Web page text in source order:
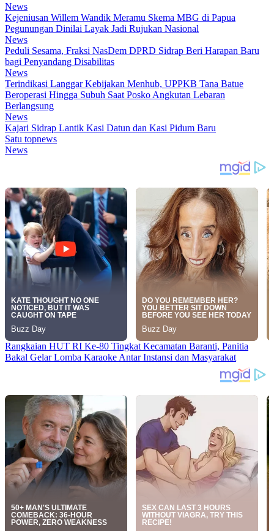
News
Kejeniusan Willem Wandik Meramu Skema MBG di Papua
Pegunungan Dinilai Layak Jadi Rujukan Nasional
News
Peduli Sesama, Fraksi NasDem DPRD Sidrap Beri Harapan Baru
bagi Penyandang Disabilitas
News
Terindikasi Langgar Kebijakan Menhub, UPPKB Tana Batue
Beroperasi Hingga Subuh Saat Posko Angkutan Lebaran
Berlangsung
News
Kajari Sidrap Lantik Kasi Datun dan Kasi Pidum Baru
Satu topnews
News
Rangkaian HUT RI Ke-80 Tingkat Kecamatan Baranti, Panitia
Bakal Gelar Lomba Karaoke Antar Instansi dan Masyarakat